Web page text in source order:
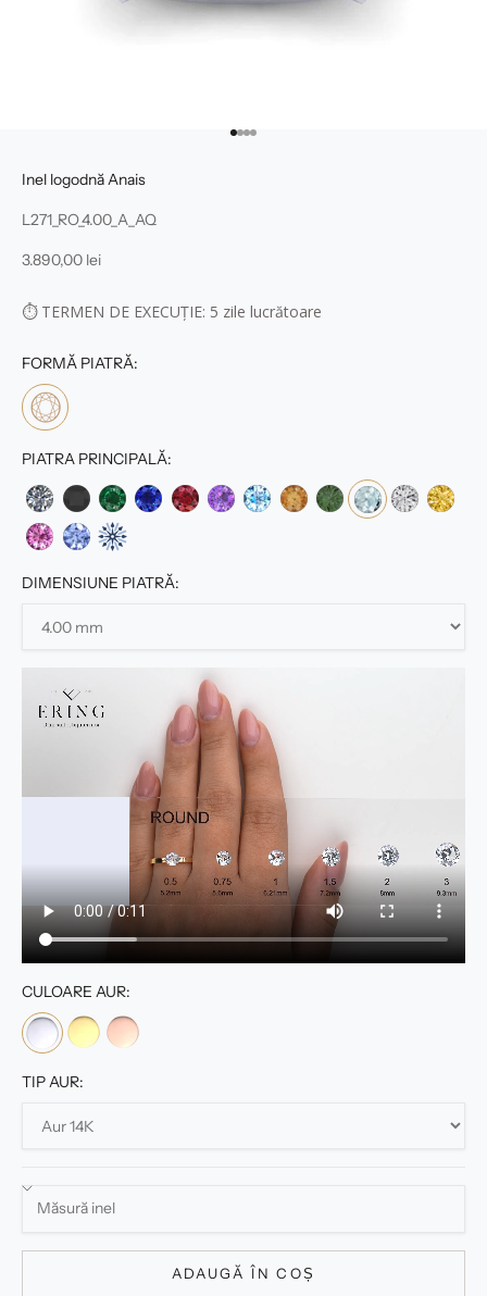
Mergi la articolul 1
Mergi la articolul 2
Mergi la articolul 3
Mergi la articolul 4
Inel logodnă Anais
L271_RO_4.00_A_AQ
Preț redus
3.890,00 lei
⏱ TERMEN DE EXECUȚIE: 5 zile lucrătoare
FORMĂ PIATRĂ:
PIATRA PRINCIPALĂ:
DIMENSIUNE PIATRĂ:
CULOARE AUR:
TIP AUR:
ADAUGĂ ÎN COȘ